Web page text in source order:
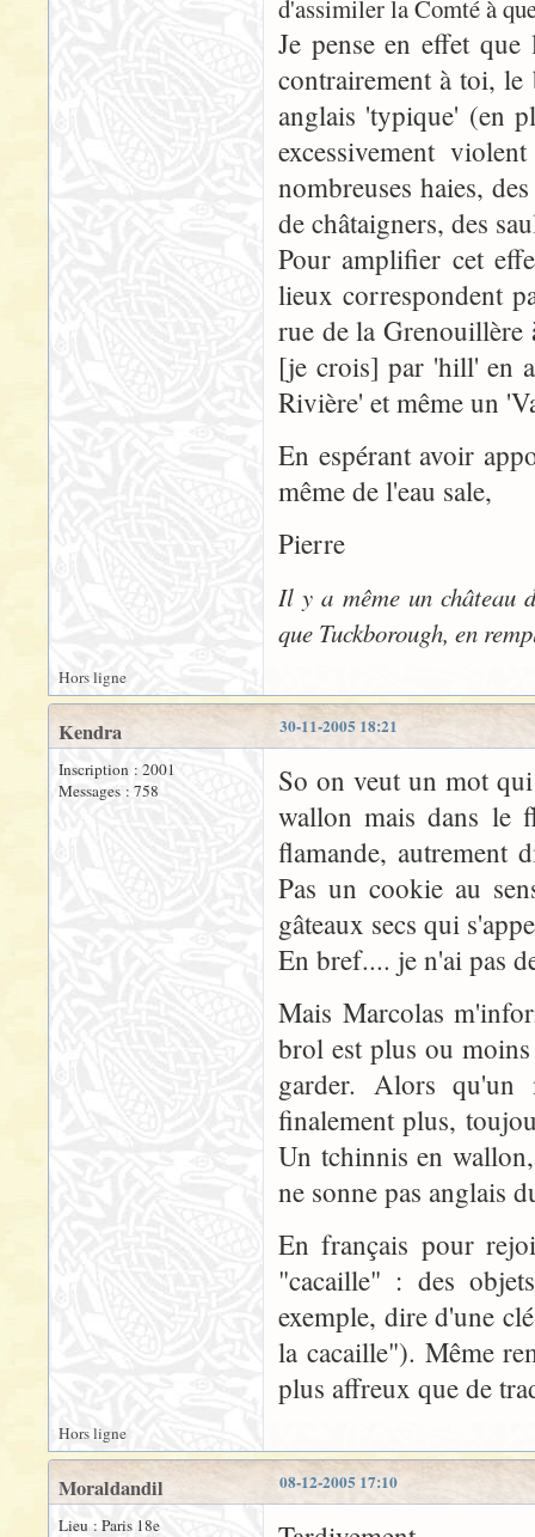
d'assimiler la Comté à
Je pense en effet
contrairement à toi, le
anglais 'typique' (en
excessivement
nombreuses haies,
de châtaigners, des
Pour amplifier cet
lieux correspondent
rue de la Grenouillère
[je crois] par 'hill' en
Rivière' et même un
En espérant avoir
même de l'eau sale,
Pierre
Il y a même un château
que Tuckborough, en
Hors ligne
30-11-2005 18:21
Kendra
Inscription : 2001
Messages : 758
So on veut un mot
wallon mais dans le
flamande, autrement
Pas un cookie au
gâteaux secs qui
En bref.... je n'ai pas
Mais Marcolas
brol est plus ou
garder. Alors
finalement plus,
Un tchinnis en
ne sonne pas anglais
En français pour
"cacaille" : des
exemple, dire d'une
la cacaille"). Même
plus affreux que de
Hors ligne
08-12-2005 17:10
Moraldandil
Lieu : Paris 18e